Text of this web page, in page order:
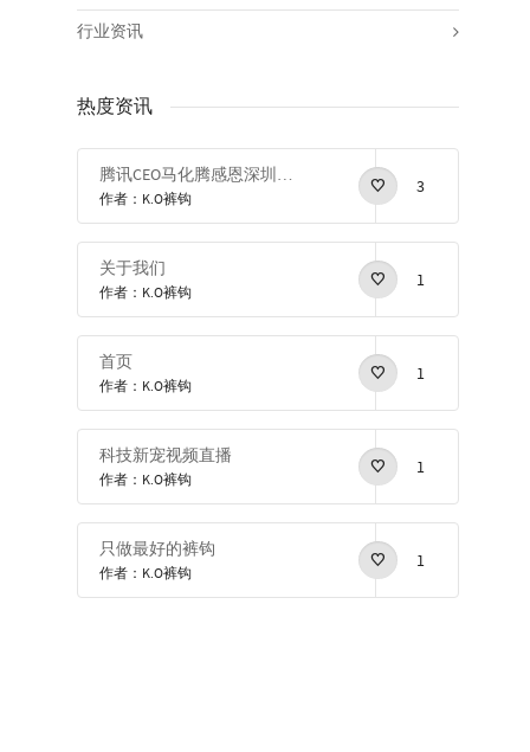
行业资讯
热度资讯
腾讯CEO马化腾感恩深圳感恩改革开放
作者：K.O裤钩
3
关于我们
作者：K.O裤钩
1
首页
作者：K.O裤钩
1
科技新宠视频直播
作者：K.O裤钩
1
只做最好的裤钩
作者：K.O裤钩
1